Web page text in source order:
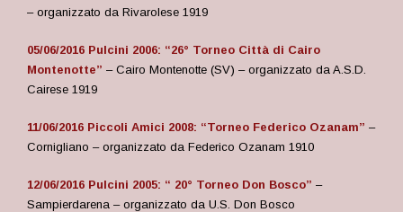
– organizzato da Rivarolese 1919
05/06/2016 Pulcini 2006: “26° Torneo Città di Cairo
Montenotte” – Cairo Montenotte (SV) – organizzato da A.S.D.
Cairese 1919
11/06/2016 Piccoli Amici 2008: “Torneo Federico Ozanam” –
Cornigliano – organizzato da Federico Ozanam 1910
12/06/2016 Pulcini 2005: “ 20° Torneo Don Bosco” –
Sampierdarena – organizzato da U.S. Don Bosco